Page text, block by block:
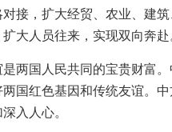
接，扩大经贸、农业、建
大人员往来，实现双向奔赴
两国人民共同的宝贵财富
国红色基因和传统友谊。
入人心。